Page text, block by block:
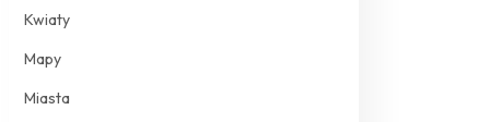
Kwiaty
Mapy
Miasta